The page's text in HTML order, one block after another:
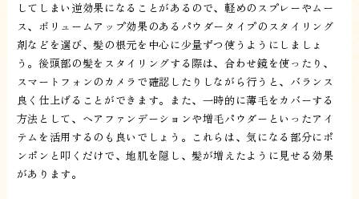
してしまい逆効果になることがあるので、軽めのスプレーやムー
ス、ボリュームアップ効果のあるパウダータイプのスタイリング
剤などを選び、髪の根元を中心に少量ずつ使うようにしましょ
う。後頭部の髪をスタイリングする際は、合わせ鏡を使ったり、
スマートフォンのカメラで確認したりしながら行うと、バランス
良く仕上げることができます。また、一時的に薄毛をカバーする
方法として、ヘアファンデーションや増毛パウダーといったアイ
テムを活用するのも良いでしょう。これらは、気になる部分にポ
ンポンと叩くだけで、地肌を隠し、髪が増えたように見せる効果
があります。